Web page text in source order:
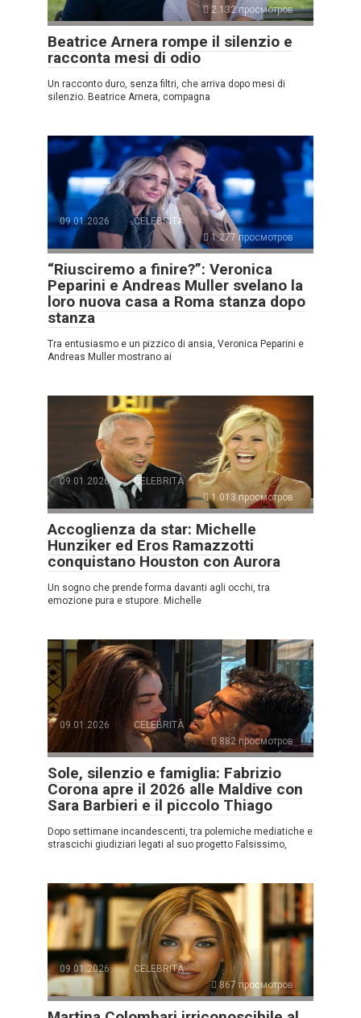
2.132 просмотров
Beatrice Arnera rompe il silenzio e
racconta mesi di odio
Un racconto duro, senza filtri, che arriva dopo mesi di
silenzio. Beatrice Arnera, compagna
09.01.2026
CELEBRITÀ
1.277 просмотров
“Riusciremo a finire?”: Veronica
Peparini e Andreas Muller svelano la
loro nuova casa a Roma stanza dopo
stanza
Tra entusiasmo e un pizzico di ansia, Veronica Peparini e
Andreas Muller mostrano ai
09.01.2026
CELEBRITÀ
1.013 просмотров
Accoglienza da star: Michelle
Hunziker ed Eros Ramazzotti
conquistano Houston con Aurora
Un sogno che prende forma davanti agli occhi, tra
emozione pura e stupore. Michelle
09.01.2026
CELEBRITÀ
882 просмотров
Sole, silenzio e famiglia: Fabrizio
Corona apre il 2026 alle Maldive con
Sara Barbieri e il piccolo Thiago
Dopo settimane incandescenti, tra polemiche mediatiche e
strascichi giudiziari legati al suo progetto Falsissimo,
09.01.2026
CELEBRITÀ
867 просмотров